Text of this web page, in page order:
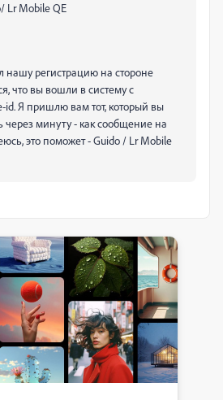
Lr Mobile QE
нашу регистрацию на стороне
что вы вошли в систему с
Я пришлю вам тот, который вы
через минуту - как сообщение на
это поможет - Guido / Lr Mobile